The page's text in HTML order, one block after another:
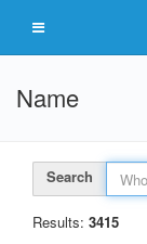
Name
Search
Results: 3415